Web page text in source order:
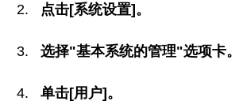
点击[系统设置]。
选择"基本系统的管理"选项卡。
单击[用户]。